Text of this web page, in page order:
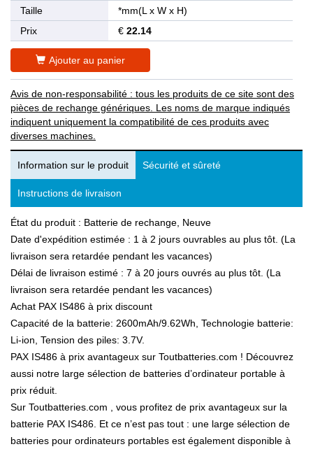
Taille
*mm(L x W x H)
Prix
€ 22.14
Ajouter au panier
Avis de non-responsabilité : tous les produits de ce site sont des
pièces de rechange génériques. Les noms de marque indiqués
indiquent uniquement la compatibilité de ces produits avec
diverses machines.
Information sur le produit Sécurité et sûreté
Instructions de livraison
État du produit : Batterie de rechange, Neuve
Date d'expédition estimée : 1 à 2 jours ouvrables au plus tôt. (La
livraison sera retardée pendant les vacances)
Délai de livraison estimé : 7 à 20 jours ouvrés au plus tôt. (La
livraison sera retardée pendant les vacances)
Achat PAX IS486 à prix discount
Capacité de la batterie: 2600mAh/9.62Wh, Technologie batterie:
Li-ion, Tension des piles: 3.7V.
PAX IS486 à prix avantageux sur Toutbatteries.com ! Découvrez
aussi notre large sélection de batteries d’ordinateur portable à
prix réduit.
Sur Toutbatteries.com , vous profitez de prix avantageux sur la
batterie PAX IS486. Et ce n’est pas tout : une large sélection de
batteries pour ordinateurs portables est également disponible à